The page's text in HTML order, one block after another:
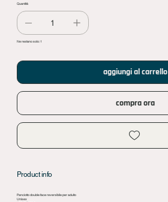
Quantità
Ne restano solo: 1
aggiungi al carrello
compra ora
Product info
Panciotto double face reversibile per adulto
Unisex